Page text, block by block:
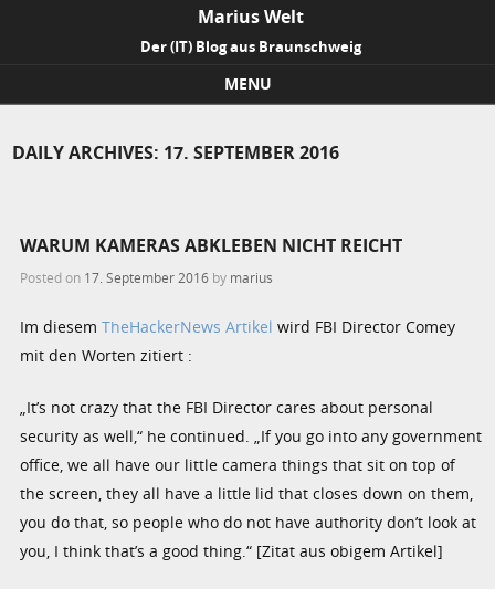
Marius Welt
Der (IT) Blog aus Braunschweig
MENU
DAILY ARCHIVES: 17. SEPTEMBER 2016
WARUM KAMERAS ABKLEBEN NICHT REICHT
Posted on 17. September 2016 by marius
Im diesemTheHackerNews Artikel wird FBI Director Comey
mit den Worten zitiert :
„It’s not crazy that the FBI Director cares about personal
security as well,“ he continued. „If you go into any government
office, we all have our little camera things that sit on top of
the screen, they all have a little lid that closes down on them,
you do that, so people who do not have authority don’t look at
you, I think that’s a good thing.“ [Zitat aus obigem Artikel]